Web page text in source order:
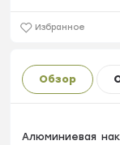
Избранное
Обзор
Алюминиевая